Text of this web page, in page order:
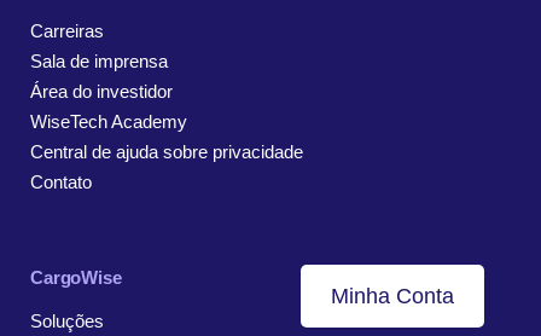
Carreiras
Sala de imprensa
Área do investidor
WiseTech Academy
Central de ajuda sobre privacidade
Contato
CargoWise
Soluções
Minha Conta